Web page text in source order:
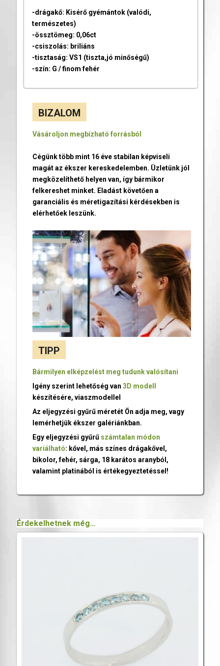
-drágakő: Kisérő gyémántok (valódi,
természetes)
-össztömeg: 0,06ct
-csiszolás: briliáns
-tisztaság: VS1 (tiszta,jó minőségű)
-szín: G / finom fehér
BIZALOM
Vásároljon megbízható forrásból
Cégünk több mint 16 éve stabilan képviseli
magát az ékszer kereskedelemben. Üzletünk jól
megközelíthető helyen van, így bármikor
felkereshet minket. Eladást követően a
garanciális és méretigazítási kérdésekben is
elérhetőek leszünk.
TIPP
Bármilyen elképzelést meg tudunk valósítani
Igény szerint lehetőség van 3D modell
készítésére, viaszmodellel
Az eljegyzési gyűrű méretét Ön adja meg, vagy
lemérhetjük ékszer galériánkban.
Egy eljegyzési gyűrű számtalan módon
variálható: kővel, más színes drágakővel,
bikolor, fehér, sárga, 18 karátos aranyból,
valamint platinából is értékegyeztetéssel!
Érdekelhetnek még…